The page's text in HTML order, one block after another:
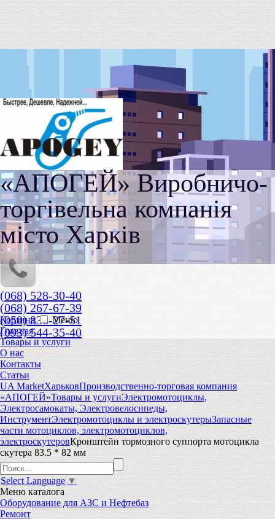
«АПОГЕЙ» Виробничо-
торгівельна компанія
місто Харків
(068) 528-30-40
(068) 267-67-39
(050) 836-27-51
(093) 544-35-40
Корзина
Меню
Главная
Товары и услуги
О нас
Контакты
Статьи
UA MarketХарьковПроизводственно-торговая компания
«АПОГЕЙ»Товары и услугиЭлектромотоциклы,
Электросамокаты, Электровелосипеды,
ИнструментЭлектромотоциклы и электроскутерыЗапасные
части мотоциклов, электромотоциклов,
электроскутеровКронштейн тормозного суппорта мотоцикла
скутера 83.5 * 82 мм
Select Language ▼
Меню каталога
Оборудование для АЗС и Нефтебаз
Ремонт